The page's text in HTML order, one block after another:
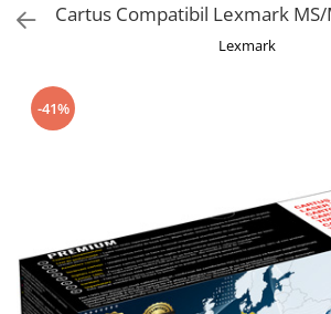
Accesorii IT
Alte accesorii video
Altele
Cabluri si adaptoare
Mouse
Power Bank
Cartus Compatibil Lexmark MS/
Lexmark
-41%